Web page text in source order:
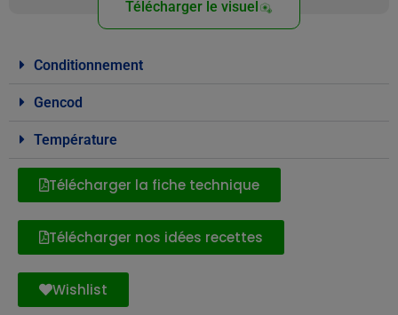
Télécharger le visuel
Conditionnement
Gencod
Température
Télécharger la fiche technique
Télécharger nos idées recettes
Wishlist